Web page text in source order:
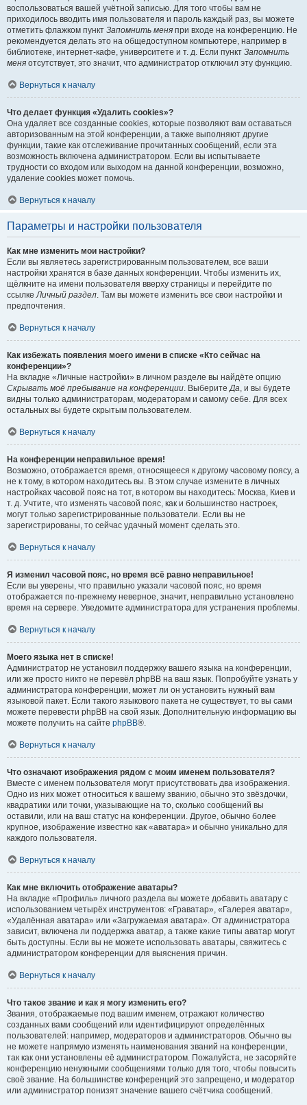
воспользоваться вашей учётной записью. Для того чтобы вам не
приходилось вводить имя пользователя и пароль каждый раз, вы можете
отметить флажком пункт Запомнить меня при входе на конференцию. Не
рекомендуется делать это на общедоступном компьютере, например в
библиотеке, интернет-кафе, университете и т. д. Если пункт Запомнить
меня отсутствует, это значит, что администратор отключил эту функцию.
Вернуться к началу
Что делает функция «Удалить cookies»?
Она удаляет все созданные cookies, которые позволяют вам оставаться
авторизованным на этой конференции, а также выполняют другие
функции, такие как отслеживание прочитанных сообщений, если эта
возможность включена администратором. Если вы испытываете
трудности со входом или выходом на данной конференции, возможно,
удаление cookies может помочь.
Вернуться к началу
Параметры и настройки пользователя
Как мне изменить мои настройки?
Если вы являетесь зарегистрированным пользователем, все ваши
настройки хранятся в базе данных конференции. Чтобы изменить их,
щёлкните на имени пользователя вверху страницы и перейдите по
ссылкеЛичный раздел. Там вы можете изменить все свои настройки и
предпочтения.
Вернуться к началу
Как избежать появления моего имени в списке «Кто сейчас на
конференции»?
На вкладке «Личные настройки» в личном разделе вы найдёте опцию
Скрывать моё пребывание на конференции. ВыберитеДа, и вы будете
видны только администраторам, модераторам и самому себе. Для всех
остальных вы будете скрытым пользователем.
Вернуться к началу
На конференции неправильное время!
Возможно, отображается время, относящееся к другому часовому поясу, а
не к тому, в котором находитесь вы. В этом случае измените в личных
настройках часовой пояс на тот, в котором вы находитесь: Москва, Киев и
т. д. Учтите, что изменять часовой пояс, как и большинство настроек,
могут только зарегистрированные пользователи. Если вы не
зарегистрированы, то сейчас удачный момент сделать это.
Вернуться к началу
Я изменил часовой пояс, но время всё равно неправильное!
Если вы уверены, что правильно указали часовой пояс, но время
отображается по-прежнему неверное, значит, неправильно установлено
время на сервере. Уведомите администратора для устранения проблемы.
Вернуться к началу
Моего языка нет в списке!
Администратор не установил поддержку вашего языка на конференции,
или же просто никто не перевёл phpBB на ваш язык. Попробуйте узнать у
администратора конференции, может ли он установить нужный вам
языковой пакет. Если такого языкового пакета не существует, то вы сами
можете перевести phpBB на свой язык. Дополнительную информацию вы
можете получить на сайте phpBB®.
Вернуться к началу
Что означают изображения рядом с моим именем пользователя?
Вместе с именем пользователя могут присутствовать два изображения.
Одно из них может относиться к вашему званию, обычно это звёздочки,
квадратики или точки, указывающие на то, сколько сообщений вы
оставили, или на ваш статус на конференции. Другое, обычно более
крупное, изображение известно как «аватара» и обычно уникально для
каждого пользователя.
Вернуться к началу
Как мне включить отображение аватары?
На вкладке «Профиль» личного раздела вы можете добавить аватару с
использованием четырёх инструментов: «Граватар», «Галерея аватар»,
«Удалённая аватара» или «Загружаемая аватара». От администратора
зависит, включена ли поддержка аватар, а также какие типы аватар могут
быть доступны. Если вы не можете использовать аватары, свяжитесь с
администратором конференции для выяснения причин.
Вернуться к началу
Что такое звание и как я могу изменить его?
Звания, отображаемые под вашим именем, отражают количество
созданных вами сообщений или идентифицируют определённых
пользователей: например, модераторов и администраторов. Обычно вы
не можете напрямую изменять наименования званий на конференции,
так как они установлены её администратором. Пожалуйста, не засоряйте
конференцию ненужными сообщениями только для того, чтобы повысить
своё звание. На большинстве конференций это запрещено, и модератор
или администратор понизят значение вашего счётчика сообщений.